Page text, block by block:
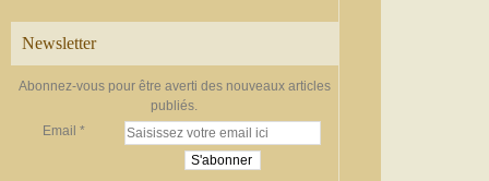
Newsletter
Abonnez-vous pour être averti des nouveaux articles
publiés.
Email